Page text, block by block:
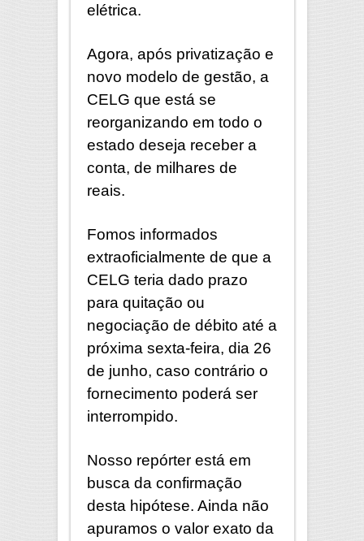
elétrica.
Agora, após privatização e
novo modelo de gestão, a
CELG que está se
reorganizando em todo o
estado deseja receber a
conta, de milhares de
reais.
Fomos informados
extraoficialmente de que a
CELG teria dado prazo
para quitação ou
negociação de débito até a
próxima sexta-feira, dia 26
de junho, caso contrário o
fornecimento poderá ser
interrompido.
Nosso repórter está em
busca da confirmação
desta hipótese. Ainda não
apuramos o valor exato da